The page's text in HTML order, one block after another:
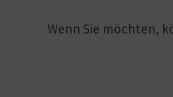
Wenn Sie möchten,